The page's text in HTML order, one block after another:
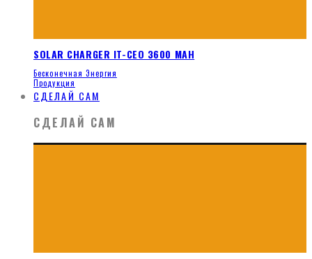
SOLAR CHARGER IT-CEO 3600 MAH
Бесконечная Энергия
Продукция
СДЕЛАЙ САМ
СДЕЛАЙ САМ